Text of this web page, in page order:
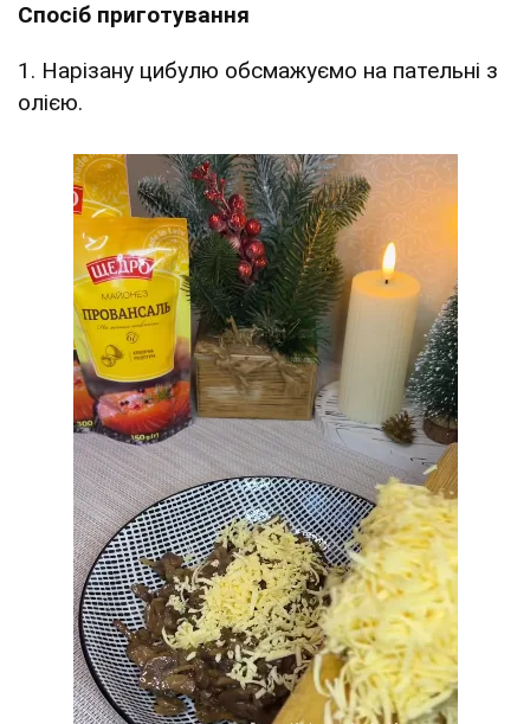
Спосіб приготування
1. Нарізану цибулю обсмажуємо на пательні з
олією.